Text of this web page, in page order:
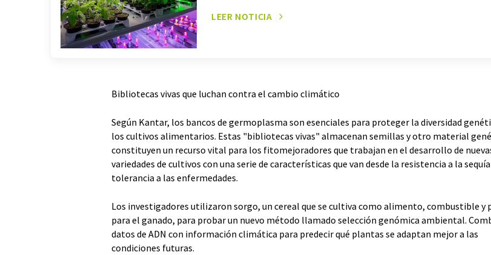
LEER NOTICIA
Bibliotecas vivas que luchan contra el cambio climático
Según Kantar, los bancos de germoplasma son esenciales para proteger la diversidad
los cultivos alimentarios. Estas "bibliotecas vivas" almacenan semillas y otro material
constituyen un recurso vital para los fitomejoradores que trabajan en el desarrollo de
variedades de cultivos con una serie de características que van desde la resistencia a la
tolerancia a las enfermedades.
Los investigadores utilizaron sorgo, un cereal que se cultiva como alimento, combustible y
para el ganado, para probar un nuevo método llamado selección genómica ambiental.
datos de ADN con información climática para predecir qué plantas se adaptan mejor a las
condiciones futuras.